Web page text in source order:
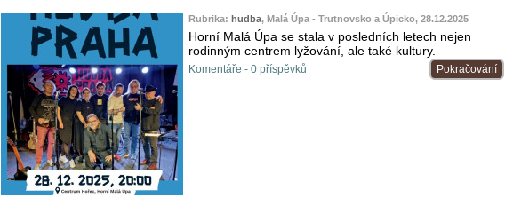
Rubrika: hudba, Malá Úpa - Trutnovsko a Úpicko, 28.12.2025
Horní Malá Úpa se stala v posledních letech nejen
rodinným centrem lyžování, ale také kultury.
Pokračování
Komentáře - 0 příspěvků